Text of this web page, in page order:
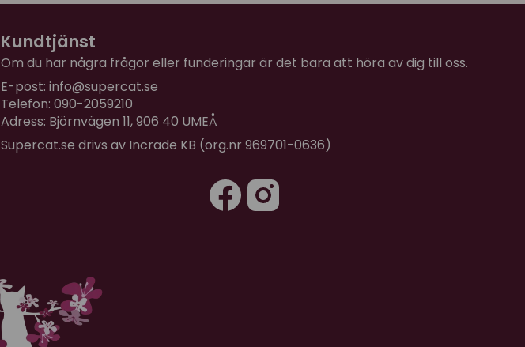
Kundtjänst
Om du har några frågor eller funderingar är det bara att höra av dig till oss.
E-post: info@supercat.se
Telefon: 090-2059210
Adress: Björnvägen 11, 906 40 UMEÅ
Supercat.se drivs av Incrade KB (org.nr 969701-0636)